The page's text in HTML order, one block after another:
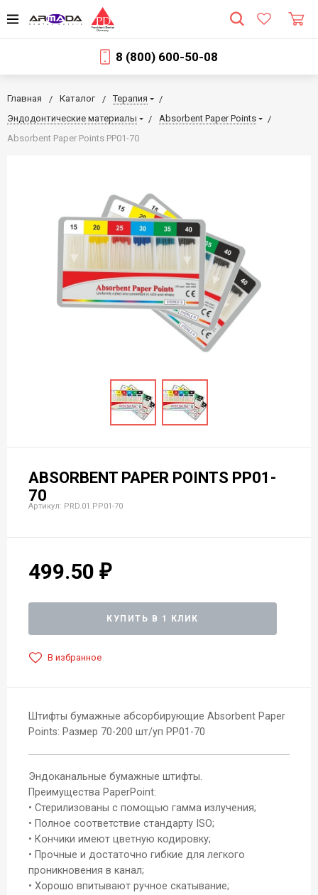
8 (800) 600-50-08
Главная Каталог
Терапия
Эндодонтические материалы
Absorbent Paper Points
Absorbent Paper Points PP01-70
ABSORBENT PAPER POINTS PP01-
70
Артикул: PRD.01.РP01-70
499.50
КУПИТЬ В 1 КЛИК
В избранное
Штифты бумажные абсорбирующие Absorbent Paper
Points: Размер 70-200 шт/уп РР01-70
Эндоканальные бумажные штифты.
Преимущества PaperPoint:
• Стерилизованы с помощью гамма излучения;
• Полное соответствие стандарту ISO;
• Кончики имеют цветную кодировку;
• Прочные и достаточно гибкие для легкого
проникновения в канал;
• Хорошо впитывают ручное скатывание;